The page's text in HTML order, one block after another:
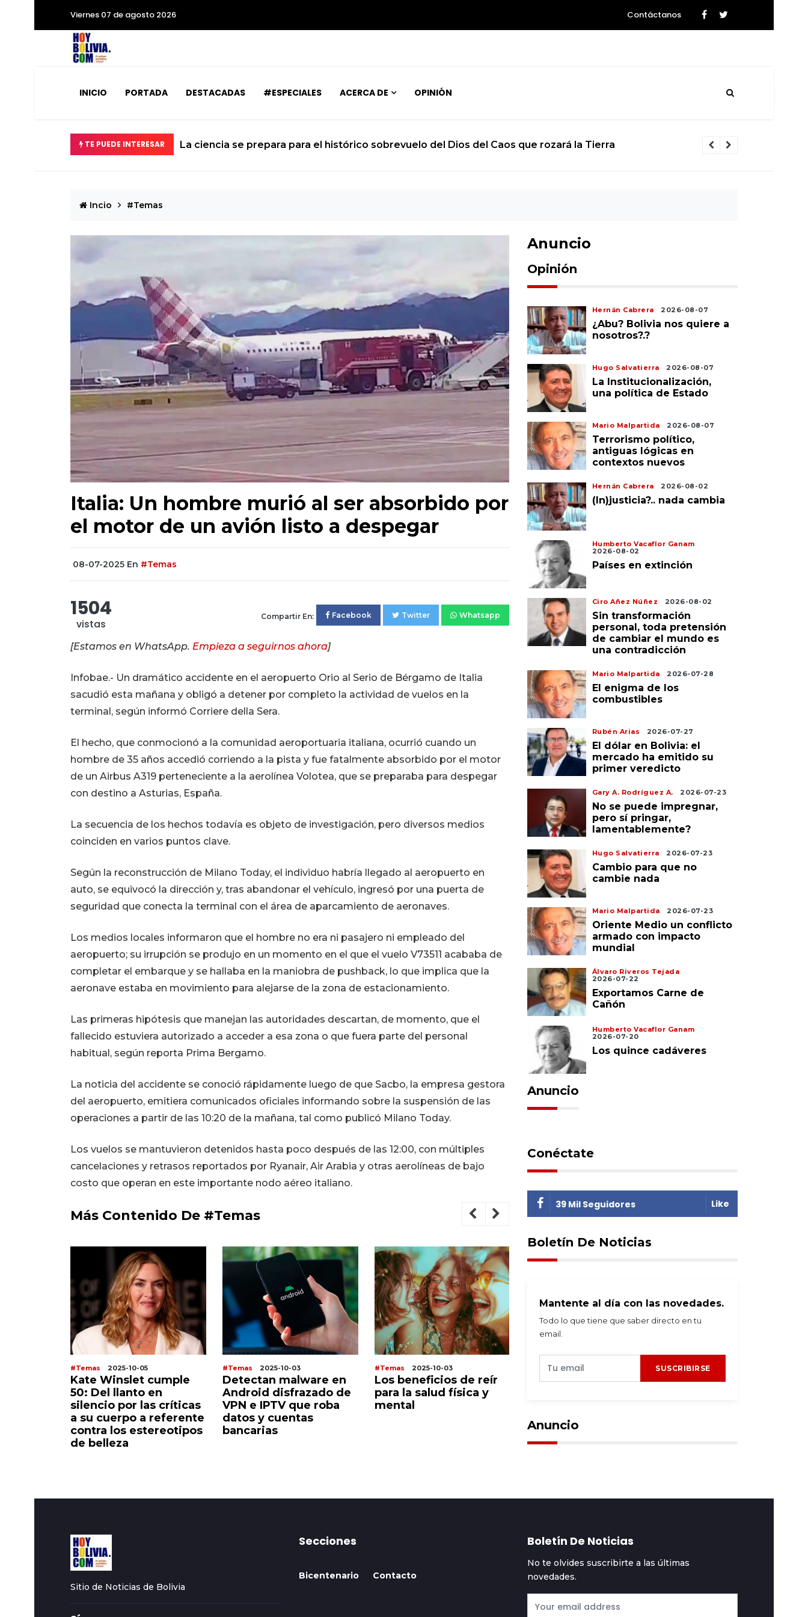
Viernes 07 de agosto 2026 Contáctanos
INICIO PORTADA DESTACADAS #ESPECIALES ACERCA DE OPINIÓN
TE PUEDE INTERESAR La ciencia se prepara para el histórico sobrevuelo del Dios del Caos que rozará la Tierra
Incio #Temas
Italia: Un hombre murió al ser absorbido por
el motor de un avión listo a despegar
08-07-2025 En #Temas
1504
vistas
Compartir En: Facebook Twitter Whatsapp
[Estamos en WhatsApp. Empieza a seguirnos ahora]
Infobae.- Un dramático accidente en el aeropuerto Orio al Serio de Bérgamo de Italia
sacudió esta mañana y obligó a detener por completo la actividad de vuelos en la
terminal, según informó Corriere della Sera.
El hecho, que conmocionó a la comunidad aeroportuaria italiana, ocurrió cuando un
hombre de 35 años accedió corriendo a la pista y fue fatalmente absorbido por el motor
de un Airbus A319 perteneciente a la aerolínea Volotea, que se preparaba para despegar
con destino a Asturias, España.
La secuencia de los hechos todavía es objeto de investigación, pero diversos medios
coinciden en varios puntos clave.
Según la reconstrucción de Milano Today, el individuo habría llegado al aeropuerto en
auto, se equivocó la dirección y, tras abandonar el vehículo, ingresó por una puerta de
seguridad que conecta la terminal con el área de aparcamiento de aeronaves.
Los medios locales informaron que el hombre no era ni pasajero ni empleado del
aeropuerto; su irrupción se produjo en un momento en el que el vuelo V73511 acababa de
completar el embarque y se hallaba en la maniobra de pushback, lo que implica que la
aeronave estaba en movimiento para alejarse de la zona de estacionamiento.
Las primeras hipótesis que manejan las autoridades descartan, de momento, que el
fallecido estuviera autorizado a acceder a esa zona o que fuera parte del personal
habitual, según reporta Prima Bergamo.
La noticia del accidente se conoció rápidamente luego de que Sacbo, la empresa gestora
del aeropuerto, emitiera comunicados oficiales informando sobre la suspensión de las
operaciones a partir de las 10:20 de la mañana, tal como publicó Milano Today.
Los vuelos se mantuvieron detenidos hasta poco después de las 12:00, con múltiples
cancelaciones y retrasos reportados por Ryanair, Air Arabia y otras aerolíneas de bajo
costo que operan en este importante nodo aéreo italiano.
Más Contenido De #Temas
#Temas 2025-10-05
Kate Winslet cumple
50: Del llanto en
silencio por las críticas
a su cuerpo a referente
contra los estereotipos
de belleza
#Temas 2025-10-03
Detectan malware en
Android disfrazado de
VPN e IPTV que roba
datos y cuentas
bancarias
#Temas 2025-10-03
Los beneficios de reír
para la salud física y
mental
#Temas 2025-10-01
Cuando hay
no son suficientes para
declarar homicidio
#Temas
Windows 10: Cómo
Anuncio
Opinión
Hernán Cabrera 2026-08-07
¿Abu? Bolivia nos quiere a
nosotros?.?
Hugo Salvatierra 2026-08-07
La Institucionalización,
una política de Estado
Mario Malpartida 2026-08-07
Terrorismo político,
antiguas lógicas en
contextos nuevos
Hernán Cabrera 2026-08-02
(In)justicia?.. nada cambia
Humberto Vacaflor Ganam
2026-08-02
Países en extinción
Ciro Añez Núñez 2026-08-02
Sin transformación
personal, toda pretensión
de cambiar el mundo es
una contradicción
Mario Malpartida 2026-07-28
El enigma de los
combustibles
Rubén Arias 2026-07-27
El dólar en Bolivia: el
mercado ha emitido su
primer veredicto
Gary A. Rodríguez A. 2026-07-23
No se puede impregnar,
pero sí pringar,
lamentablemente?
Hugo Salvatierra 2026-07-23
Cambio para que no
cambie nada
Mario Malpartida 2026-07-23
Oriente Medio un conflicto
armado con impacto
mundial
Álvaro Riveros Tejada
2026-07-22
Exportamos Carne de
Cañón
Humberto Vacaflor Ganam
2026-07-20
Los quince cadáveres
Anuncio
Conéctate
39 Mil Seguidores Like
Boletín De Noticias
Mantente al día con las novedades.
Todo lo que tiene que saber directo en tu
email.
SUSCRIBIRSE
Anuncio
Sitio de Noticias de Bolivia
Secciones
Bicentenario Contacto
Boletín De Noticias
No te olvides suscribirte a las últimas
novedades.